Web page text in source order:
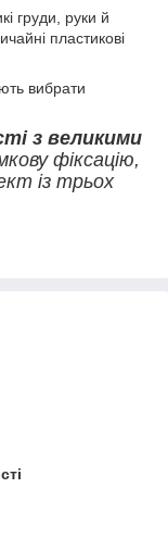
груди, руки й
пластикові
вибрати
з великими
фіксацію,
із трьох